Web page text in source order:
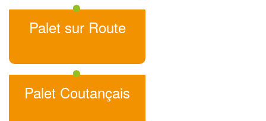
Palet sur Route
Palet Coutançais